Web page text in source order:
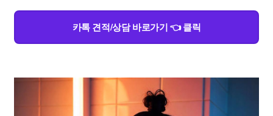
카톡 견적/상담 바로가기 👈 클릭